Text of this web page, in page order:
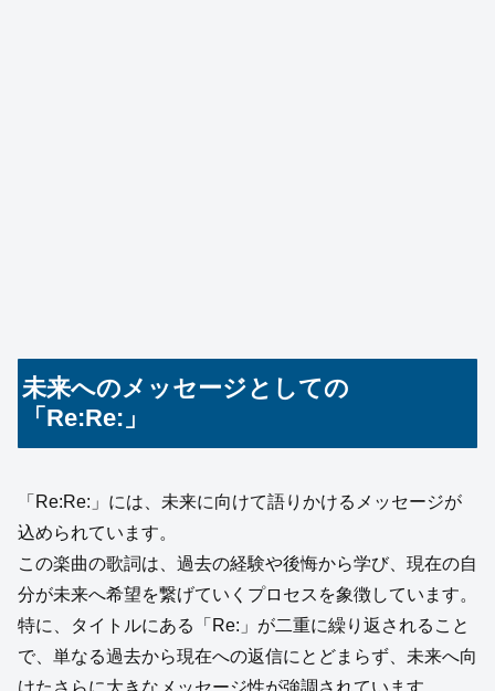
未来へのメッセージとしての
「Re:Re:」
「Re:Re:」には、未来に向けて語りかけるメッセージが
込められています。
この楽曲の歌詞は、過去の経験や後悔から学び、現在の自
分が未来へ希望を繋げていくプロセスを象徴しています。
特に、タイトルにある「Re:」が二重に繰り返されること
で、単なる過去から現在への返信にとどまらず、未来へ向